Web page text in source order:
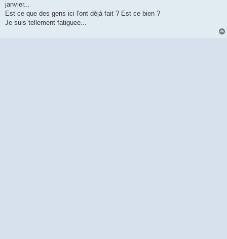
janvier...
Est ce que des gens ici l'ont déjà fait ? Est ce bien ?
Je suis tellement fatiguee...